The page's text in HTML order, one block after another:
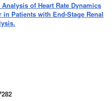
of Heart Rate Dynamics
Patients with End-Stage Renal